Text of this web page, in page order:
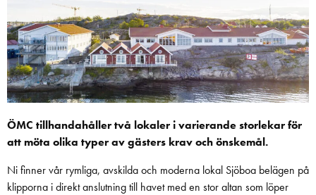
ÖMC tillhandahåller två lokaler i varierande storlekar för
att möta olika typer av gästers krav och önskemål.
Ni finner vår rymliga, avskilda och moderna lokal Sjöboa belägen på
klipporna i direkt anslutning till havet med en stor altan som löper